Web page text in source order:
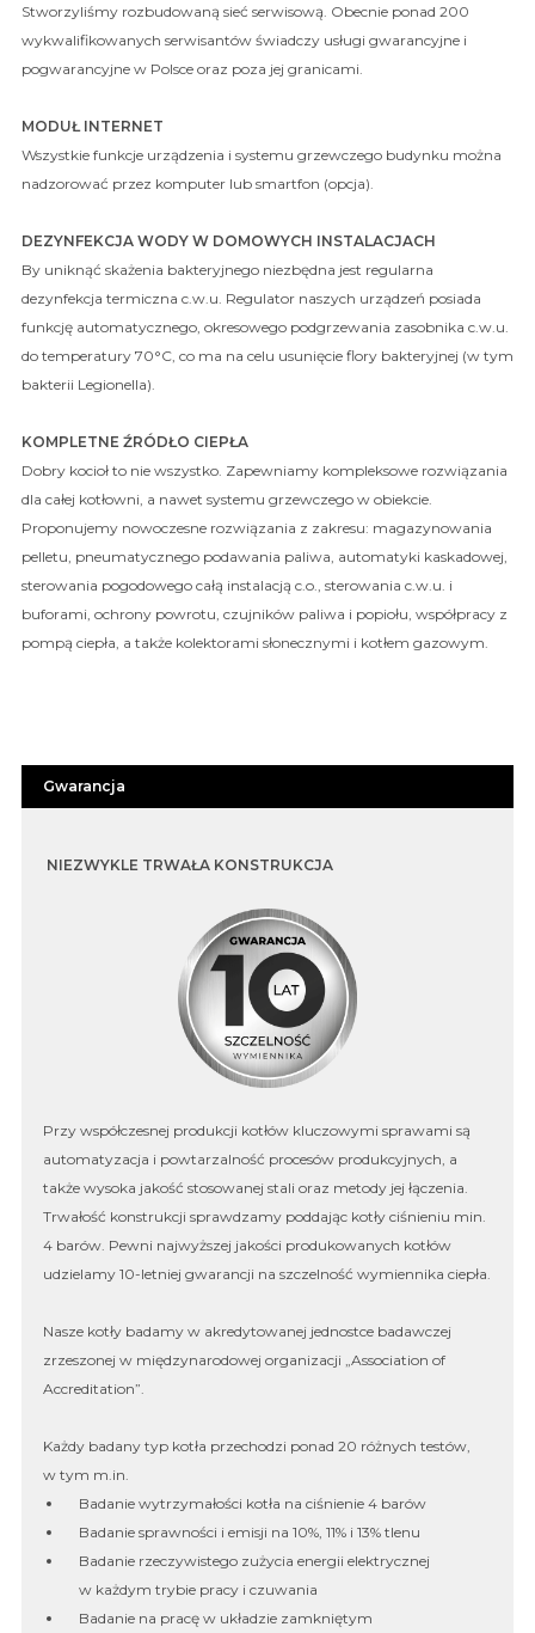
Stworzyliśmy rozbudowaną sieć serwisową. Obecnie ponad 200
wykwalifikowanych serwisantów świadczy usługi gwarancyjne i
pogwarancyjne w Polsce oraz poza jej granicami.
MODUŁ INTERNET
Wszystkie funkcje urządzenia i systemu grzewczego budynku można
nadzorować przez komputer lub smartfon (opcja).
DEZYNFEKCJA WODY W DOMOWYCH INSTALACJACH
By uniknąć skażenia bakteryjnego niezbędna jest regularna
dezynfekcja termiczna c.w.u. Regulator naszych urządzeń posiada
funkcję automatycznego, okresowego podgrzewania zasobnika c.w.u.
do temperatury 70°C, co ma na celu usunięcie flory bakteryjnej (w tym
bakterii Legionella).
KOMPLETNE ŹRÓDŁO CIEPŁA
Dobry kocioł to nie wszystko. Zapewniamy kompleksowe rozwiązania
dla całej kotłowni, a nawet systemu grzewczego w obiekcie.
Proponujemy nowoczesne rozwiązania z zakresu: magazynowania
pelletu, pneumatycznego podawania paliwa, automatyki kaskadowej,
sterowania pogodowego całą instalacją c.o., sterowania c.w.u. i
buforami, ochrony powrotu, czujników paliwa i popiołu, współpracy z
pompą ciepła, a także kolektorami słonecznymi i kotłem gazowym.
Gwarancja
NIEZWYKLE TRWAŁA KONSTRUKCJA
Przy współczesnej produkcji kotłów kluczowymi sprawami są
automatyzacja i powtarzalność procesów produkcyjnych, a
także wysoka jakość stosowanej stali oraz metody jej łączenia.
Trwałość konstrukcji sprawdzamy poddając kotły ciśnieniu min.
4 barów. Pewni najwyższej jakości produkowanych kotłów
udzielamy 10-letniej gwarancji na szczelność wymiennika ciepła.
Nasze kotły badamy w akredytowanej jednostce badawczej
zrzeszonej w międzynarodowej organizacji „Association of
Accreditation”.
Każdy badany typ kotła przechodzi ponad 20 różnych testów,
w tym m.in.
Badanie wytrzymałości kotła na ciśnienie 4 barów
Badanie sprawności i emisji na 10%, 11% i 13% tlenu
Badanie rzeczywistego zużycia energii elektrycznej
w każdym trybie pracy i czuwania
Badanie na pracę w układzie zamkniętym